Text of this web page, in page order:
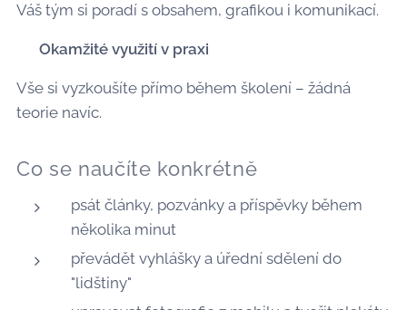
Váš tým si poradí s obsahem, grafikou i komunikací.
✅ Okamžité využití v praxi
Vše si vyzkoušíte přímo během školení – žádná
teorie navíc.
Co se naučíte konkrétně
psát články, pozvánky a příspěvky během
několika minut
převádět vyhlášky a úřední sdělení do
"lidštiny"